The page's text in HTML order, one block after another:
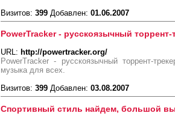
Визитов: 399 Добавлен: 01.06.2007
PowerTracker - русскоязычный
URL: http://powertracker.org/
PowerTracker - русскоязычный торрент-
музыка для всех.
Визитов: 399 Добавлен: 03.08.2007
Спортивный стиль найдем, большой